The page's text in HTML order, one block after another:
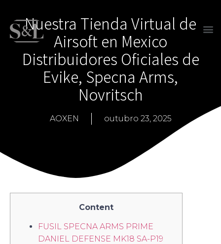
Nuestra Tienda Virtual de
Airsoft en Mexico
Distribuidores Oficiales de
Evike, Specna Arms,
Novritsch
AOXEN outubro 23, 2025
Content
FUSIL SPECNA ARMS PRIME
DANIEL DEFENSE MK18 SA-P19